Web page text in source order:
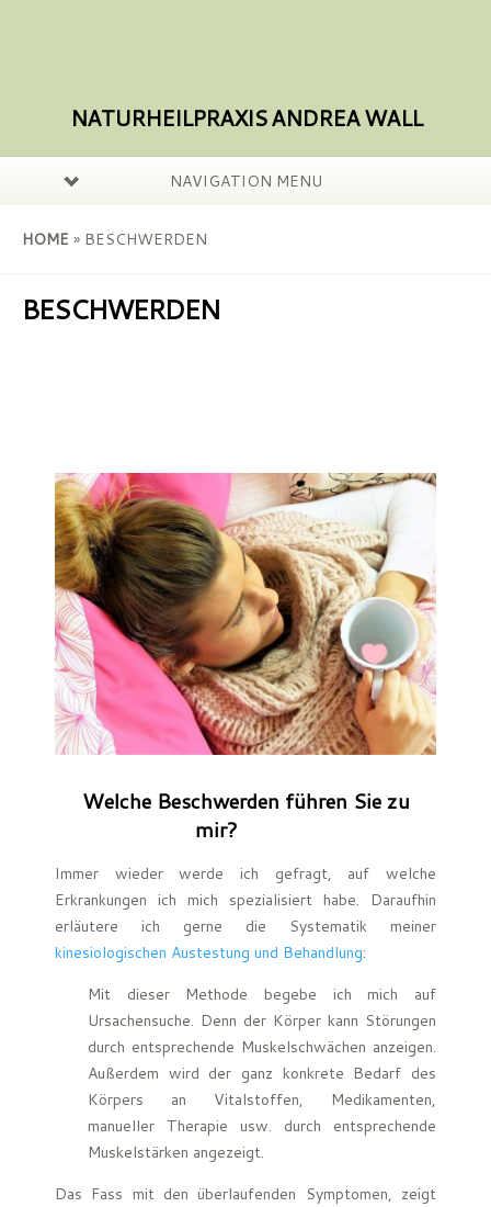
NATURHEILPRAXIS ANDREA WALL
NAVIGATION MENU
HOME » BESCHWERDEN
BESCHWERDEN
Welche Beschwerden führen Sie zu
mir?
Immer wieder werde ich gefragt, auf welche
Erkrankungen ich mich spezialisiert habe. Daraufhin
erläutere ich gerne die Systematik meiner
kinesiologischen Austestung und Behandlung:
Mit dieser Methode begebe ich mich auf
Ursachensuche. Denn der Körper kann Störungen
durch entsprechende Muskelschwächen anzeigen.
Außerdem wird der ganz konkrete Bedarf des
Körpers an Vitalstoffen, Medikamenten,
manueller Therapie usw. durch entsprechende
Muskelstärken angezeigt.
Das Fass mit den überlaufenden Symptomen, zeigt